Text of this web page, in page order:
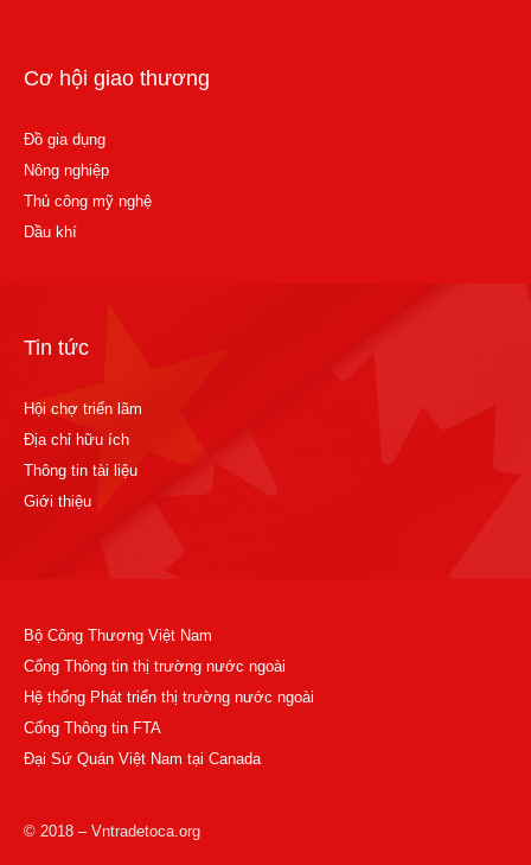
Cơ hội giao thương
Đồ gia dụng
Nông nghiệp
Thủ công mỹ nghệ
Dầu khí
Tin tức
Hội chợ triển lãm
Địa chỉ hữu ích
Thông tin tài liệu
Giới thiệu
Bộ Công Thương Việt Nam
Cổng Thông tin thị trường nước ngoài
Hệ thống Phát triển thị trường nước ngoài
Cổng Thông tin FTA
Đại Sứ Quán Việt Nam tại Canada
© 2018 – Vntradetoca.org